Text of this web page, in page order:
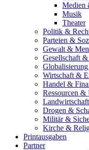
Medien
Musik
Theater
Politik &
Parteien &
Gewalt &
Gesellschaft
Wirtschaft &
Handel &
Ressourcen
Drogen &
Militär &
Kirche &
Printausgaben
Partner